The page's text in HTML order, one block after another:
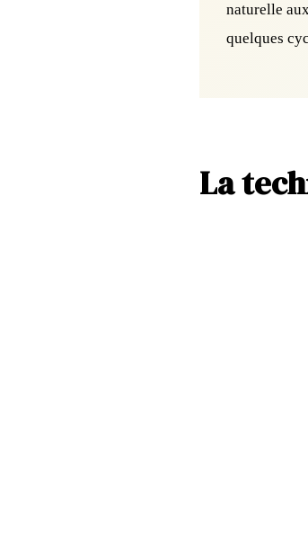
naturelle
quelques
La